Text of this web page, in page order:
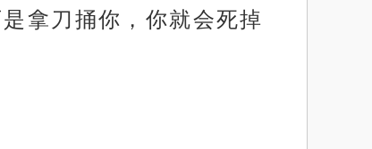
拿刀捅你，你就会死掉